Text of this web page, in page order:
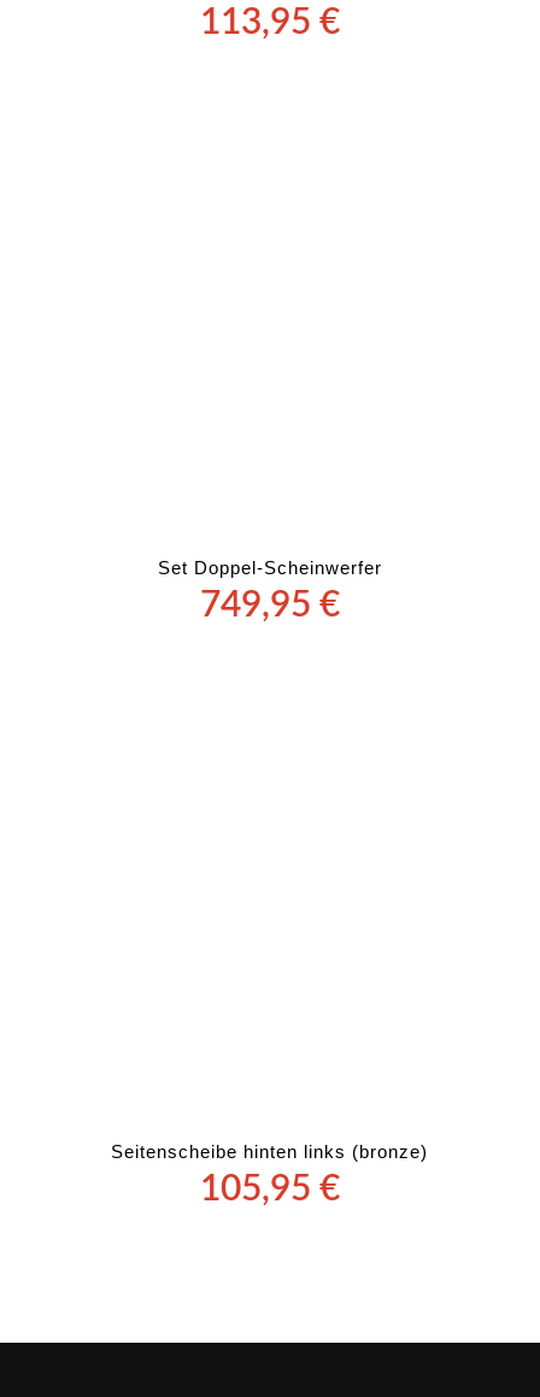
113,95 €
Set Doppel-Scheinwerfer
749,95 €
Seitenscheibe hinten links (bronze)
105,95 €